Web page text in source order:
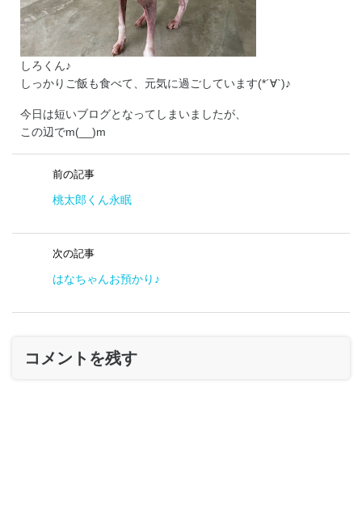
しろくん♪
しっかりご飯も食べて、元気に過ごしています(*´∀`)♪
今日は短いブログとなってしまいましたが、
この辺でm(__)m
前の記事
桃太郎くん永眠
次の記事
はなちゃんお預かり♪
コメントを残す